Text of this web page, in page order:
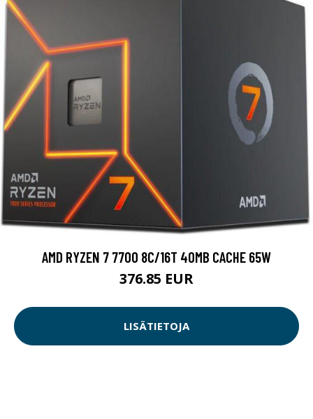
AMD RYZEN 7 7700 8C/16T 40MB CACHE 65W
376.85 EUR
LISÄTIETOJA